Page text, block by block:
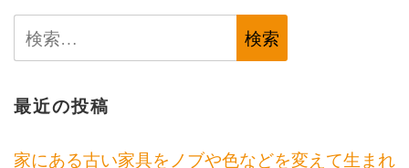
ゲ
ー
シ
ョ
検
索:
最近の投稿
家にある古い家具をノブや色などを変えて生まれ